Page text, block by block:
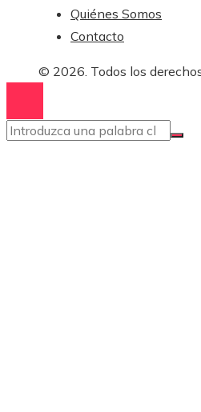
Quiénes Somos
Contacto
© 2026. Todos los